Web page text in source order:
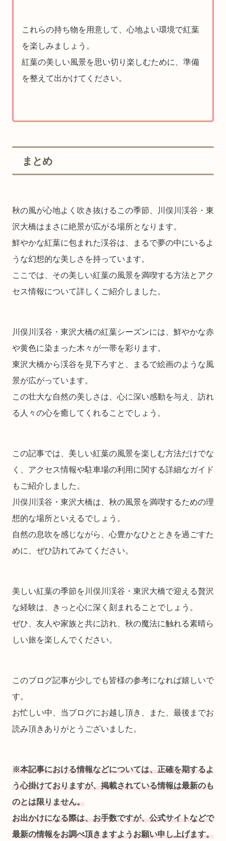
これらの持ち物を用意して、心地よい環境で紅葉
を楽しみましょう。
紅葉の美しい風景を思い切り楽しむために、準備
を整えて出かけてください。
まとめ
秋の風が心地よく吹き抜けるこの季節、川俣川渓谷・東
沢大橋はまさに絶景が広がる場所となります。
鮮やかな紅葉に包まれた渓谷は、まるで夢の中にいるよ
うな幻想的な美しさを持っています。
ここでは、その美しい紅葉の風景を満喫する方法とアク
セス情報について詳しくご紹介しました。
川俣川渓谷・東沢大橋の紅葉シーズンには、鮮やかな赤
や黄色に染まった木々が一帯を彩ります。
東沢大橋から渓谷を見下ろすと、まるで絵画のような風
景が広がっています。
この壮大な自然の美しさは、心に深い感動を与え、訪れ
る人々の心を癒してくれることでしょう。
この記事では、美しい紅葉の風景を楽しむ方法だけでな
く、アクセス情報や駐車場の利用に関する詳細なガイド
もご紹介しました。
川俣川渓谷・東沢大橋は、秋の風景を満喫するための理
想的な場所といえるでしょう。
自然の息吹を感じながら、心豊かなひとときを過ごすた
めに、ぜひ訪れてみてください。
美しい紅葉の季節を川俣川渓谷・東沢大橋で迎える贅沢
な経験は、きっと心に深く刻まれることでしょう。
ぜひ、友人や家族と共に訪れ、秋の魔法に触れる素晴ら
しい旅を楽しんでください。
このブログ記事が少しでも皆様の参考になれば嬉しいで
す。
お忙しい中、当ブログにお越し頂き、また、最後までお
読み頂きありがとうございました。
※本記事における情報などについては、正確を期するよ
う心掛けておりますが、掲載されている情報は最新のも
のとは限りません。
お出かけになる際は、お手数ですが、公式サイトなどで
最新の情報をお調べ頂きますようお願い申し上げます。